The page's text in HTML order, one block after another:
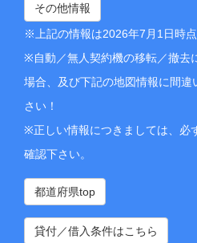
その他情報
※上記の情報は2026年7月1日時点
※自動／無人契約機の移転／撤去
場合、及び下記の地図情報に間
さい！
※正しい情報につきましては、必
確認下さい。
都道府県top
貸付／借入条件はこちら